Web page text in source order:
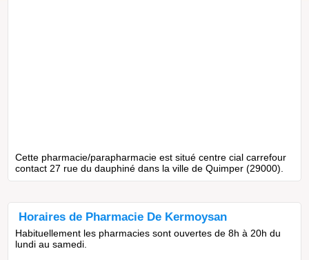
Cette pharmacie/parapharmacie est situé centre cial carrefour
contact 27 rue du dauphiné dans la ville de Quimper (29000).
Horaires de Pharmacie De Kermoysan
Habituellement les pharmacies sont ouvertes de 8h à 20h du
lundi au samedi.